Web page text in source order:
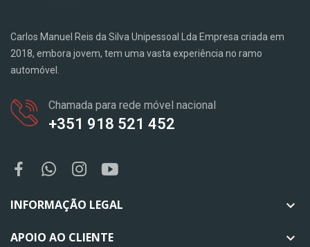
Carlos Manuel Reis da Silva Unipessoal Lda Empresa criada em
2018, embora jovem, tem uma vasta experiência no ramo
automóvel.
Chamada para rede móvel nacional
+351 918 521 452
INFORMAÇÃO LEGAL 
APOIO AO CLIENTE 